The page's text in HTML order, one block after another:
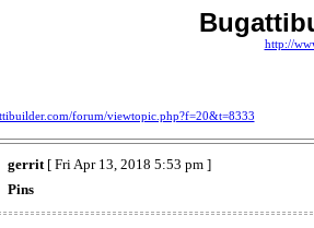
http://
forum/viewtopic.php?f=20&t=8333
gerrit[ Fri Apr 13, 2018 5:53 pm ]
Pins